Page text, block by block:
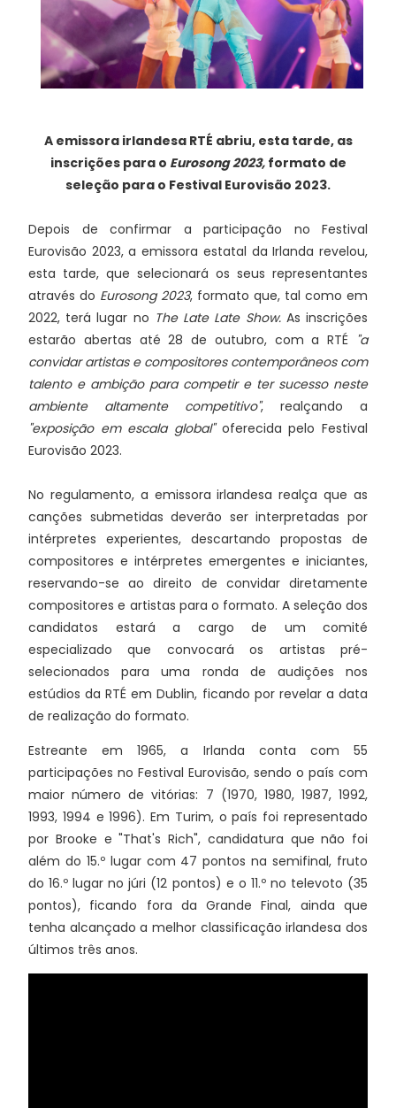
A emissora irlandesa RTÉ abriu, esta tarde, as
inscrições para o Eurosong 2023,formato de
seleção para o Festival Eurovisão 2023.
Depois de confirmar a participação no Festival
Eurovisão 2023, a emissora estatal da Irlanda revelou,
esta tarde, que selecionará os seus representantes
através do Eurosong 2023, formato que, tal como em
2022, terá lugar no The Late Late Show. As inscrições
estarão abertas até 28 de outubro, com a RTÉ "a
convidar artistas e compositores contemporâneos com
talento e ambição para competir e ter sucesso neste
ambiente altamente competitivo", realçando a
"exposição em escala global"oferecida pelo Festival
Eurovisão 2023.
No regulamento, a emissora irlandesa realça que as
canções submetidas deverão ser interpretadas por
intérpretes experientes, descartando propostas de
compositores e intérpretes emergentes e iniciantes,
reservando-se ao direito de convidar diretamente
compositores e artistas para o formato. A seleção dos
candidatos estará a cargo de um comité
especializado que convocará os artistas pré-
selecionados para uma ronda de audições nos
estúdios da RTÉ em Dublin, ficando por revelar a data
de realização do formato.
Estreante em 1965, a Irlanda conta com 55
participações no Festival Eurovisão, sendo o país com
maior número de vitórias: 7 (1970, 1980, 1987, 1992,
1993, 1994 e 1996). Em Turim, o país foi representado
por Brooke e "That's Rich", candidatura que não foi
além do 15.º lugar com 47 pontos na semifinal, fruto
do 16.º lugar no júri (12 pontos) e o 11.º no televoto (35
pontos), ficando fora da Grande Final, ainda que
tenha alcançado a melhor classificação irlandesa dos
últimos três anos.